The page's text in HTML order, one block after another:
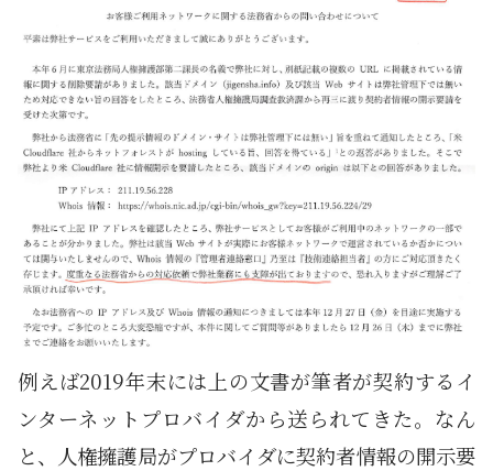
例えば2019年末には上の文書が筆者が契約するイ
ンターネットプロバイダから送られてきた。なん
と、人権擁護局がプロバイダに契約者情報の開示要